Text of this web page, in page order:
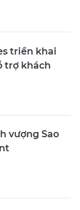
triển khai
trợ khách
vượng Sao